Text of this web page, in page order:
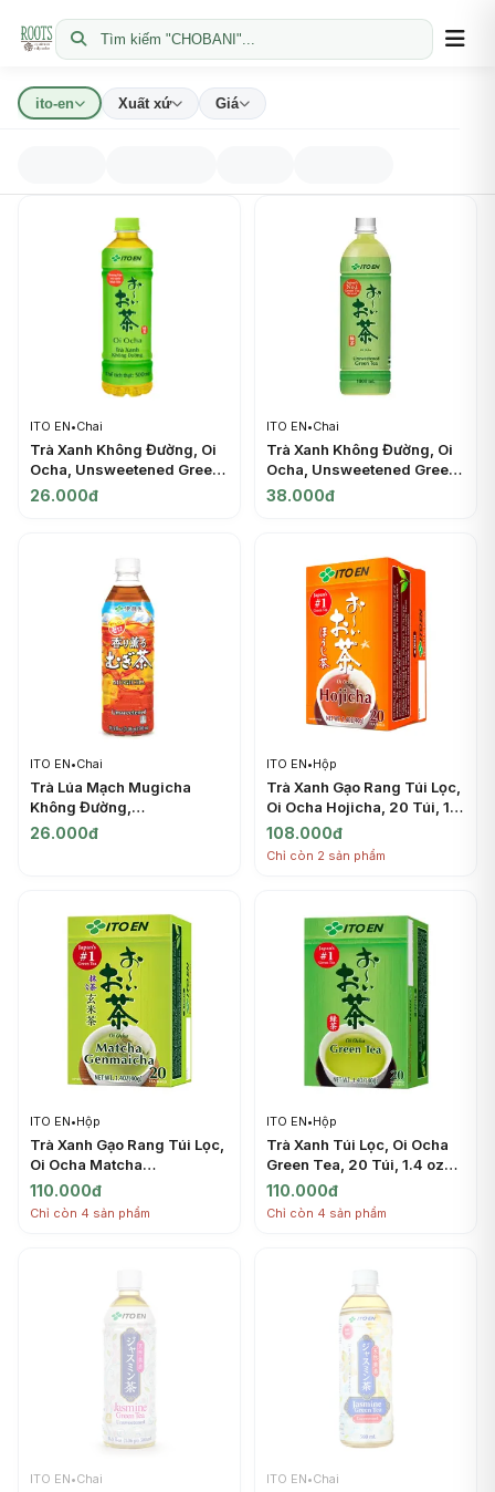
Tìm kiếm "CHOBANI"...
ito-en Xuất xứ Giá
ITO EN•Chai
Trà Xanh Không Đường, Oi
Ocha, Unsweetened Green
Tea, 16.9 fl oz (500ml) -
26.000đ
ITO EN•Chai
Trà Xanh Không Đường, Oi
Ocha, Unsweetened Green
Tea (1000ml) - ITO EN
38.000đ
ITO EN•Chai
Trà Lúa Mạch Mugicha
Không Đường,
Unsweetened Barley Tea,
26.000đ
ITO EN•Hộp
Trà Xanh Gạo Rang Túi Lọc,
Oi Ocha Hojicha, 20 Túi, 1.1
oz (32g) - ITO EN
108.000đ
Chỉ còn 2 sản phẩm
ITO EN•Hộp
Trà Xanh Gạo Rang Túi Lọc,
Oi Ocha Matcha
Genmaicha, 20 Túi, 1.4 oz
(40g) - ITO EN
110.000đ
Chỉ còn 4 sản phẩm
ITO EN•Hộp
Trà Xanh Túi Lọc, Oi Ocha
Green Tea, 20 Túi, 1.4 oz
(40g) - ITO EN
110.000đ
Chỉ còn 4 sản phẩm
ITO EN•Chai ITO EN•Chai